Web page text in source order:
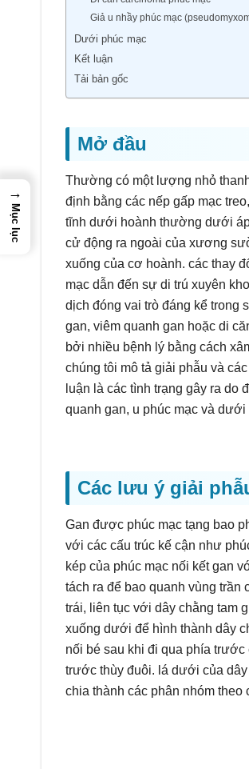
Giả u nhầy phúc mạc
Dưới phúc mạc
Kết luận
Tải bản gốc
Mở đầu
Thường có một lượng nhỏ
định bằng các nếp gấp mạc
tĩnh dưới hoành thường dưới
cử động ra ngoài của xương
xuống của cơ hoành. các thay
mạc dẫn đến sự di trú xuyên
dịch đóng vai trò đáng kể trong
gan, viêm quanh gan hoặc di
bởi nhiều bệnh lý bằng cách
chúng tôi mô tả giải phẫu và
luận là các tình trạng gây ra do
quanh gan, u phúc mạc và dưới
Các lưu ý giải
Gan được phúc mạc tạng bao
với các cấu trúc kế cận như
kép của phúc mạc nối kết gan
tách ra để bao quanh vùng trần
trái, liên tục với dây chằng tam
xuống dưới để hình thành dây
nối bé sau khi đi qua phía
trước thùy đuôi. lá dưới của
chia thành các phân nhóm theo
→
Mục lục